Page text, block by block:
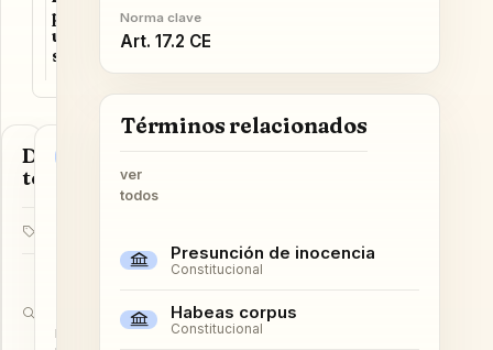
p
u
s
a
r
a
Datos del
término
Búsqueda típica
cuánto
durar
una
y
artículos
Art.
17.2
máximo 72
Norma clave
Art. 17.2 CE
Términos relacionados
ver
todos
Presunción de inocencia
Constitucional
Habeas corpus
Constitucional